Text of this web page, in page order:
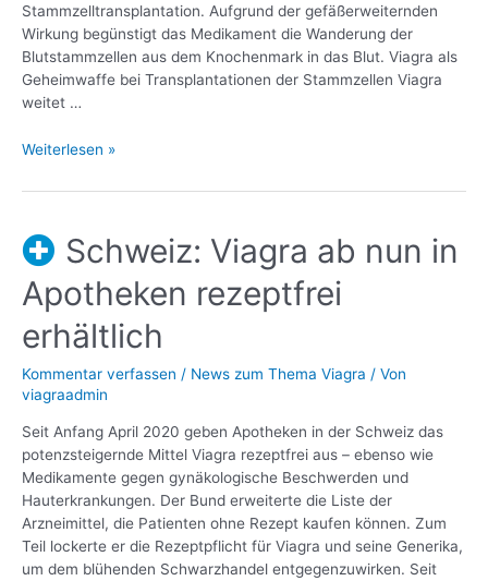
Stammzelltransplantation. Aufgrund der gefäßerweiternden
Wirkung begünstigt das Medikament die Wanderung der
Blutstammzellen aus dem Knochenmark in das Blut. Viagra als
Geheimwaffe bei Transplantationen der Stammzellen Viagra
weitet …
Weiterlesen »
Schweiz: Viagra ab nun in
Apotheken rezeptfrei
erhältlich
Kommentar verfassen / News zum Thema Viagra / Von
viagraadmin
Seit Anfang April 2020 geben Apotheken in der Schweiz das
potenzsteigernde Mittel Viagra rezeptfrei aus – ebenso wie
Medikamente gegen gynäkologische Beschwerden und
Hauterkrankungen. Der Bund erweiterte die Liste der
Arzneimittel, die Patienten ohne Rezept kaufen können. Zum
Teil lockerte er die Rezeptpflicht für Viagra und seine Generika,
um dem blühenden Schwarzhandel entgegenzuwirken. Seit